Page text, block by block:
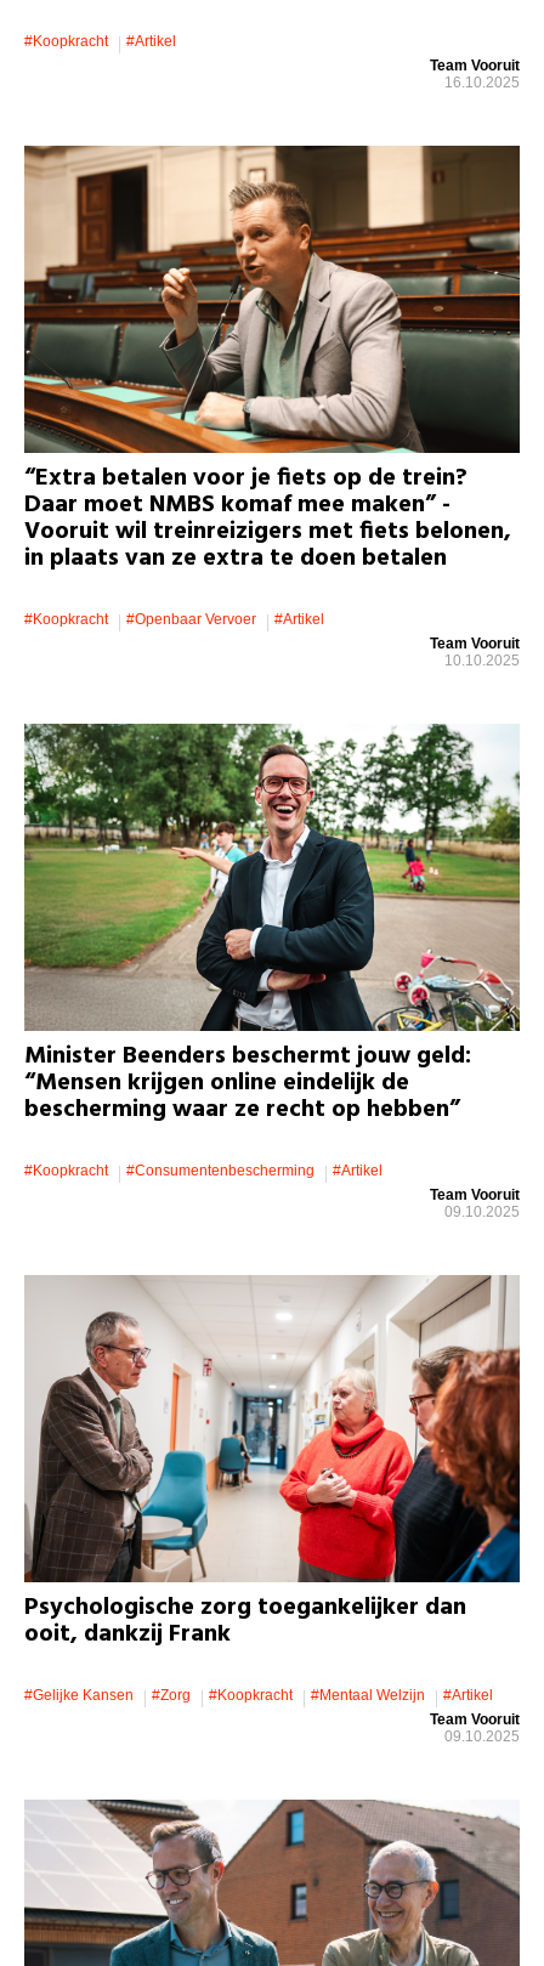
#koopkracht
#artikel
Team Vooruit
16.10.2025
“Extra betalen voor je fiets op de trein?
Daar moet NMBS komaf mee maken” -
Vooruit wil treinreizigers met fiets belonen,
in plaats van ze extra te doen betalen
#koopkracht #openbaar Vervoer
#artikel
Team Vooruit
10.10.2025
Minister Beenders beschermt jouw geld:
“Mensen krijgen online eindelijk de
bescherming waar ze recht op hebben”
#koopkracht #consumentenbescherming
#artikel
Team Vooruit
09.10.2025
Psychologische zorg toegankelijker dan
ooit, dankzij Frank
#gelijke Kansen #zorg #koopkracht #mentaal Welzijn
#artikel
Team Vooruit
09.10.2025